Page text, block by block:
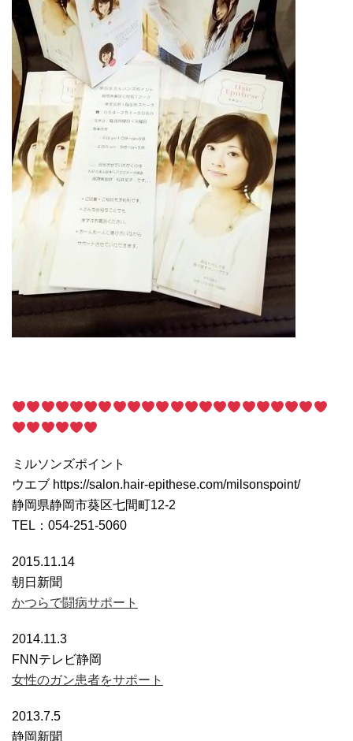
ミルソンズポイント
ウエブ https://salon.hair-epithese.com/milsonspoint/
静岡県静岡市葵区七間町12-2
TEL：054-251-5060
2015.11.14
朝日新聞
かつらで闘病サポート
2014.11.3
FNNテレビ静岡
女性のガン患者をサポート
2013.7.5
静岡新聞